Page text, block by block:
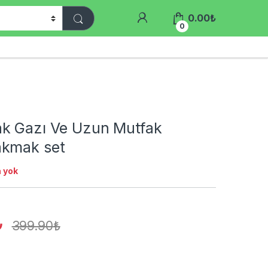
0
0.00₺
Gazı Ve Uzun Mutfak
set
yok
399.90₺